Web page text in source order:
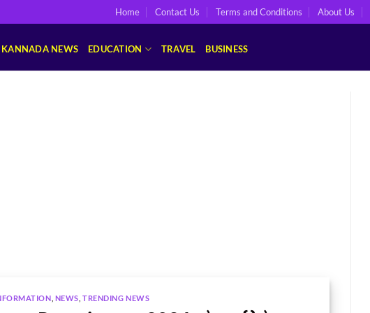
Home Contact Us Terms and Conditions About Us
KANNADA NEWS EDUCATION TRAVEL BUSINESS
NEWS ,TRENDING NEWS